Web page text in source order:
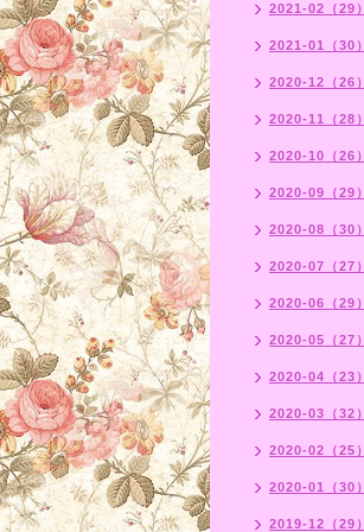
2021-02（29）
2021-01（30）
2020-12（26）
2020-11（28）
2020-10（26）
2020-09（29）
2020-08（30）
2020-07（27）
2020-06（29）
2020-05（27）
2020-04（23）
2020-03（32）
2020-02（25）
2020-01（30）
2019-12（29）